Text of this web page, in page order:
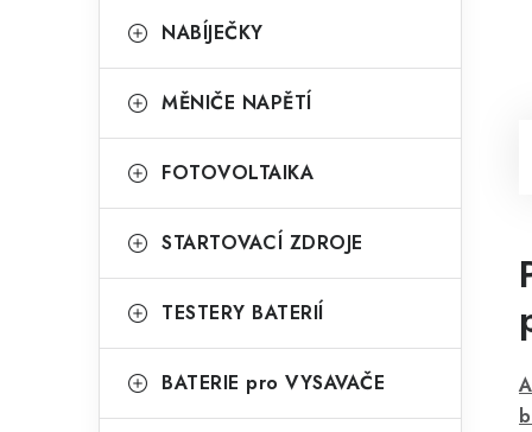
NABÍJEČKY
MĚNIČE NAPĚTÍ
FOTOVOLTAIKA
STARTOVACÍ ZDROJE
TESTERY BATERIÍ
BATERIE pro VYSAVAČE